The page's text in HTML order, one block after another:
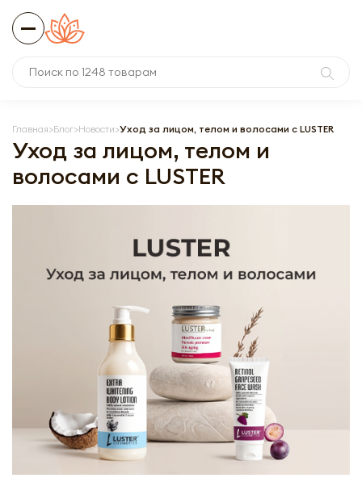
Главная Блог Новости Уход за лицом, телом и волосами с LUSTER
Уход за лицом, телом и
волосами с LUSTER